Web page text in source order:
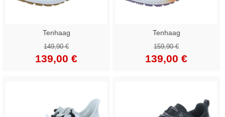
Tenhaag
149,90 €
139,00 €
Tenhaag
159,90 €
139,00 €